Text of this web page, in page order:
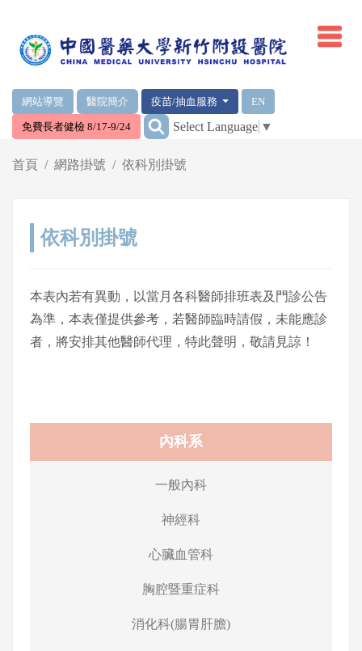
網站導覽 醫院簡介 疫苗/抽血服務 EN
免費長者健檢 8/17-9/24 ::: Select Language ▼
首頁 網路掛號 依科別掛號
依科別掛號
本表內若有異動，以當月各科醫師排班表及門診公告
為準，本表僅提供參考，若醫師臨時請假，未能應診
者，將安排其他醫師代理，特此聲明，敬請見諒！
內科系
一般內科
神經科
心臟血管科
胸腔暨重症科
消化科(腸胃肝膽)